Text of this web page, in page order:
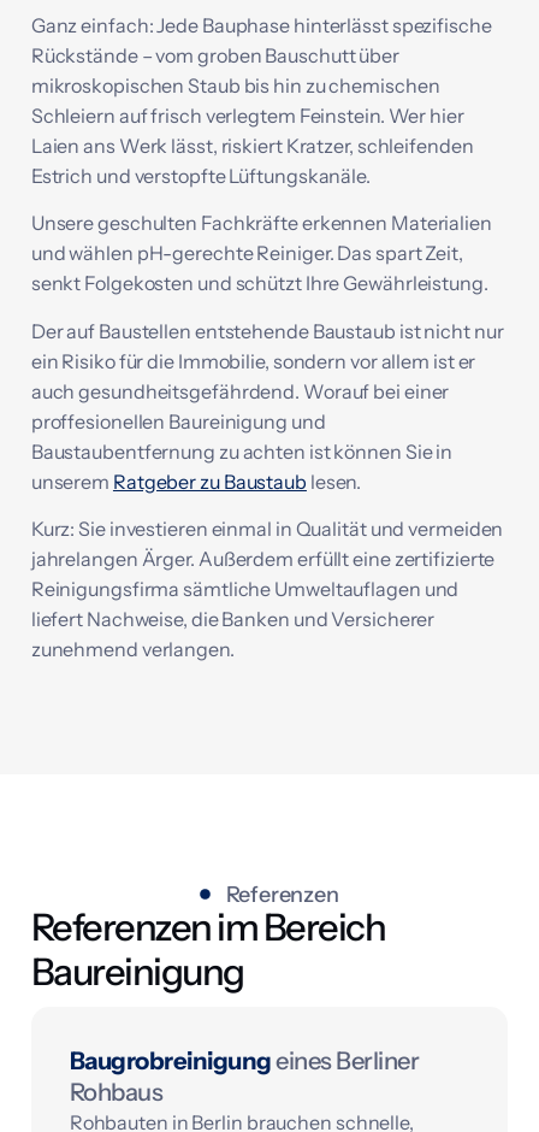
Ganz einfach: Jede Bauphase hinterlässt spezifische
Rückstände – vom groben Bauschutt über
mikroskopischen Staub bis hin zu chemischen
Schleiern auf frisch verlegtem Feinstein. Wer hier
Laien ans Werk lässt, riskiert Kratzer, schleifenden
Estrich und verstopfte Lüftungskanäle.
Unsere geschulten Fachkräfte erkennen Materialien
und wählen pH-gerechte Reiniger. Das spart Zeit,
senkt Folgekosten und schützt Ihre Gewährleistung.
Der auf Baustellen entstehende Baustaub ist nicht nur
ein Risiko für die Immobilie, sondern vor allem ist er
auch gesundheitsgefährdend. Worauf bei einer
proffesionellen Baureinigung und
Baustaubentfernung zu achten ist können Sie in
unserem Ratgeber zu Baustaub lesen.
Kurz: Sie investieren einmal in Qualität und vermeiden
jahrelangen Ärger. Außerdem erfüllt eine zertifizierte
Reinigungsfirma sämtliche Umweltauflagen und
liefert Nachweise, die Banken und Versicherer
zunehmend verlangen.
Referenzen
Referenzen im Bereich
Baureinigung
Baugrobreinigungeines Berliner
Rohbaus
Rohbauten in Berlin brauchen schnelle,